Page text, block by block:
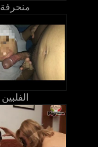
منحرفة
الفلبين